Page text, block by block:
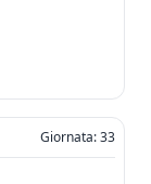
Giornata: 33